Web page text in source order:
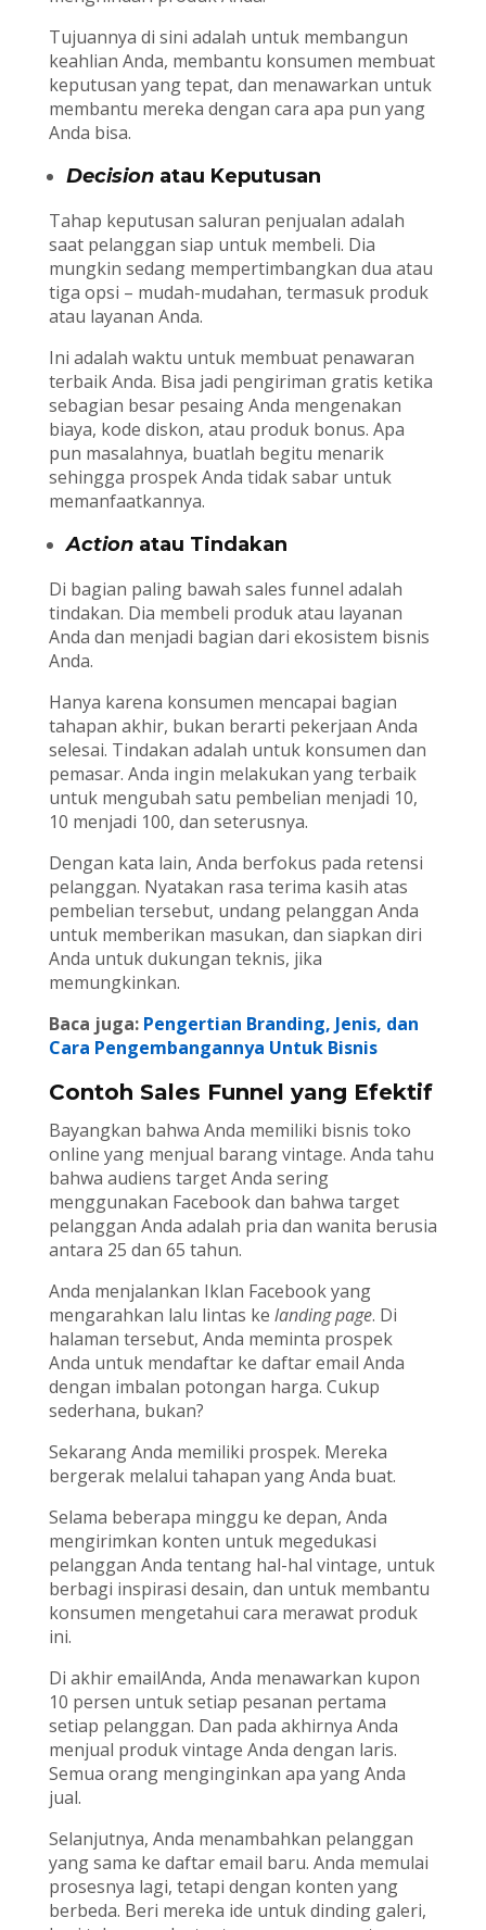
Tujuannya di sini adalah untuk membangun
keahlian Anda, membantu konsumen membuat
keputusan yang tepat, dan menawarkan untuk
membantu mereka dengan cara apa pun yang
Anda bisa.
Decisionatau Keputusan
Tahap keputusan saluran penjualan adalah
saat pelanggan siap untuk membeli. Dia
mungkin sedang mempertimbangkan dua atau
tiga opsi – mudah-mudahan, termasuk produk
atau layanan Anda.
Ini adalah waktu untuk membuat penawaran
terbaik Anda. Bisa jadi pengiriman gratis ketika
sebagian besar pesaing Anda mengenakan
biaya, kode diskon, atau produk bonus. Apa
pun masalahnya, buatlah begitu menarik
sehingga prospek Anda tidak sabar untuk
memanfaatkannya.
Actionatau Tindakan
Di bagian paling bawah sales funnel adalah
tindakan. Dia membeli produk atau layanan
Anda dan menjadi bagian dari ekosistem bisnis
Anda.
Hanya karena konsumen mencapai bagian
tahapan akhir, bukan berarti pekerjaan Anda
selesai. Tindakan adalah untuk konsumen dan
pemasar. Anda ingin melakukan yang terbaik
untuk mengubah satu pembelian menjadi 10,
10 menjadi 100, dan seterusnya.
Dengan kata lain, Anda berfokus pada retensi
pelanggan. Nyatakan rasa terima kasih atas
pembelian tersebut, undang pelanggan Anda
untuk memberikan masukan, dan siapkan diri
Anda untuk dukungan teknis, jika
memungkinkan.
Baca juga: Pengertian Branding, Jenis, dan
Cara Pengembangannya Untuk Bisnis
Contoh Sales Funnel yang Efektif
Bayangkan bahwa Anda memiliki bisnis toko
online yang menjual barang vintage. Anda tahu
bahwa audiens target Anda sering
menggunakan Facebook dan bahwa target
pelanggan Anda adalah pria dan wanita berusia
antara 25 dan 65 tahun.
Anda menjalankan Iklan Facebook yang
mengarahkan lalu lintas ke landing page. Di
halaman tersebut, Anda meminta prospek
Anda untuk mendaftar ke daftar email Anda
dengan imbalan potongan harga. Cukup
sederhana, bukan?
Sekarang Anda memiliki prospek. Mereka
bergerak melalui tahapan yang Anda buat.
Selama beberapa minggu ke depan, Anda
mengirimkan konten untuk megedukasi
pelanggan Anda tentang hal-hal vintage, untuk
berbagi inspirasi desain, dan untuk membantu
konsumen mengetahui cara merawat produk
ini.
Di akhir emailAnda, Anda menawarkan kupon
10 persen untuk setiap pesanan pertama
setiap pelanggan. Dan pada akhirnya Anda
menjual produk vintage Anda dengan laris.
Semua orang menginginkan apa yang Anda
jual.
Selanjutnya, Anda menambahkan pelanggan
yang sama ke daftar email baru. Anda memulai
prosesnya lagi, tetapi dengan konten yang
berbeda. Beri mereka ide untuk dinding galeri,